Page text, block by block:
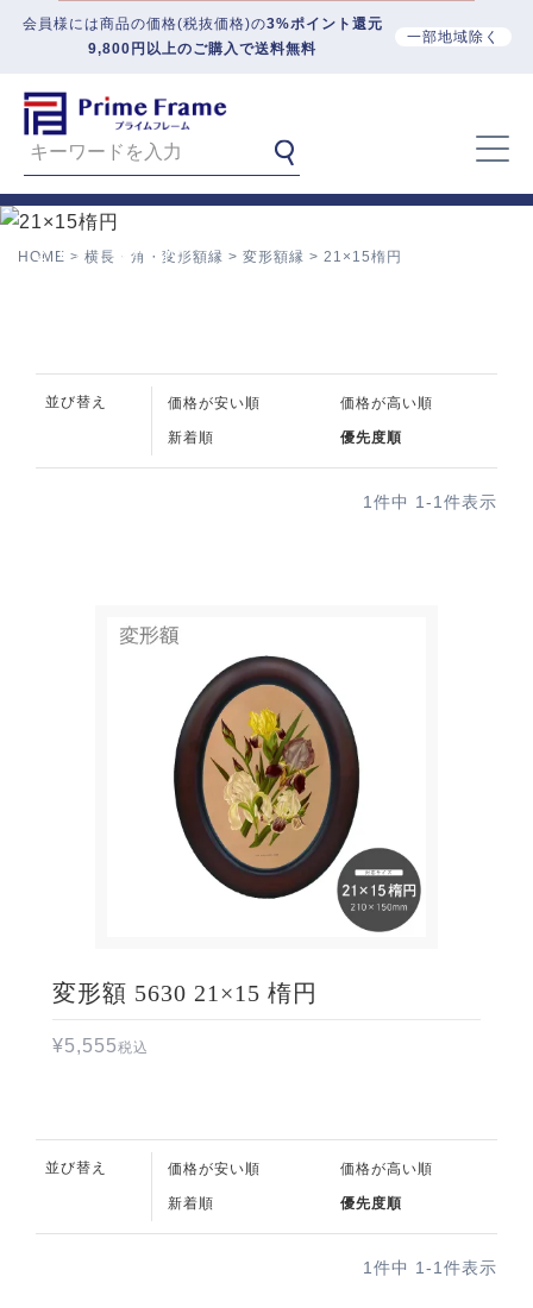
会員様には商品の価格(税抜価格)の3%ポイント還元
9,800円以上のご購入で送料無料
一部地域除く
21×15楕円
HOME 横長・角・変形額縁 変形額縁 21×15楕円
並び替え 価格が安い順 価格が高い順
新着順 優先度順
1件中 1-1件表示
変形額 5630 21×15 楕円
¥5,555税込
並び替え 価格が安い順 価格が高い順
新着順 優先度順
1 件中 1 -1 件表示